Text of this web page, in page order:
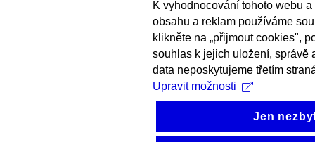
K vyhodnocování tohoto webu
obsahu a reklam používáme
klikněte na „přijmout cookies",
souhlas k jejich uložení, správě
data neposkytujeme třetím
Upravit možnosti
Jen